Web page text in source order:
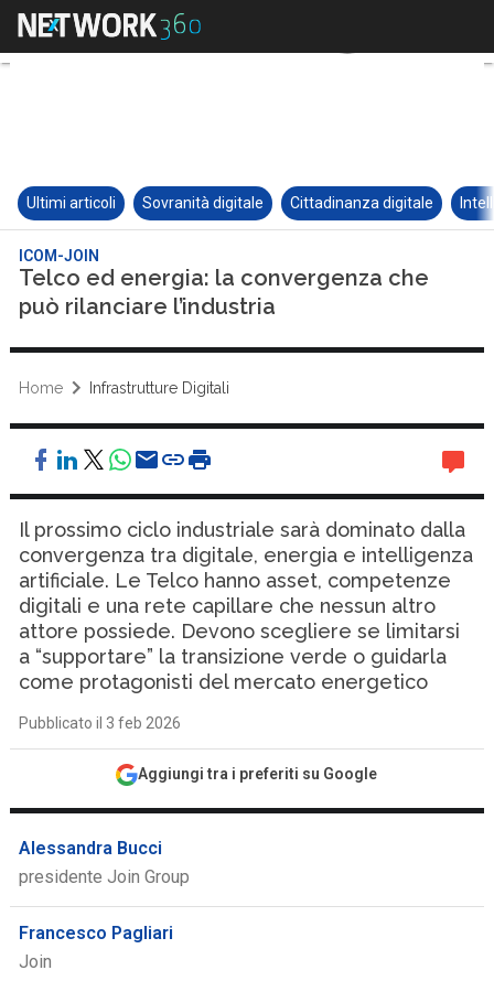
Ultimi articoli Sovranità digitale Cittadinanza digitale
ICOM-JOIN
Telco ed energia: la convergenza che
può rilanciare l’industria
Home Infrastrutture Digitali
Il prossimo ciclo industriale sarà dominato dalla
convergenza tra digitale, energia e intelligenza
artificiale. Le Telco hanno asset, competenze
digitali e una rete capillare che nessun altro
attore possiede. Devono scegliere se limitarsi
a “supportare” la transizione verde o guidarla
come protagonisti del mercato energetico
Pubblicato il 3 feb 2026
Aggiungi tra i preferiti su Google
Alessandra Bucci
presidente Join Group
Francesco Pagliari
Join